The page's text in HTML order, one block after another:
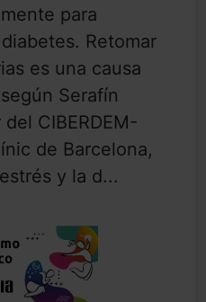
para
Retomar
es una causa
Serafín
CIBERDEM-
de Barcelona,
y la d...